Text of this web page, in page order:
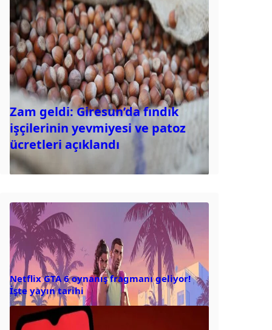
Zam geldi: Giresun’da fındık
işçilerinin yevmiyesi ve patoz
ücretleri açıklandı
Netflix GTA 6 oynanış fragmanı geliyor!
İşte yayın tarihi